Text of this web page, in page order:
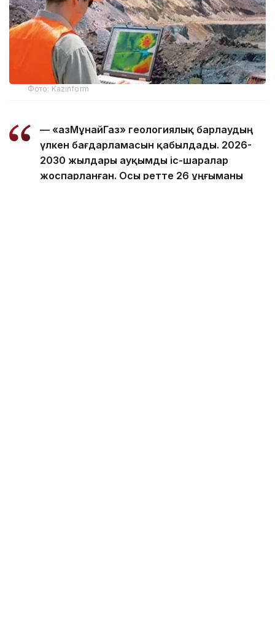
Фото: Kazinform
— «ҚазМұнайГаз» геологиялық барлаудың
үлкен бағдарламасын қабылдады. 2026-
2030 жылдары ауқымды іс-шаралар
жоспарланған. Осы ретте 26 ұңғыманы